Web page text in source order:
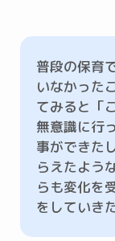
普段の保育
いなかった
てみると「
無意識に行
事ができた
らえたよう
らも変化を
をしていき